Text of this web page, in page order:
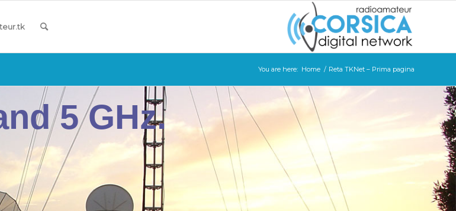
You are here: Home / Reta TKNet – Prima pagina
5 GHz.